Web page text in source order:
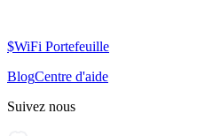
$WiFi Portefeuille
BlogCentre d'aide
Suivez nous